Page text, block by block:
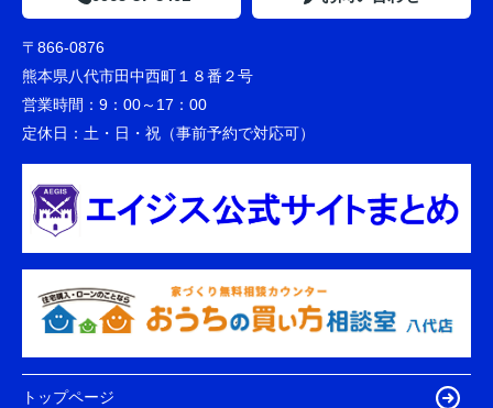
〒866-0876
熊本県八代市田中西町１８番２号
営業時間： 9：00～17：00
定休日： 土・日・祝（事前予約で対応可）
トップページ